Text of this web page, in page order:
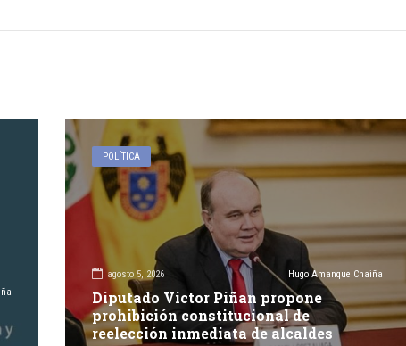
POLÍTICA
agosto 5, 2026 Hugo Amanque Chaiña
Diputado Victor Piñan propone
prohibición constitucional de
reelección inmediata de alcaldes